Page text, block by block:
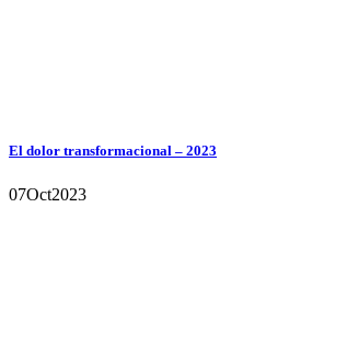
El dolor transformacional – 2023
07Oct2023